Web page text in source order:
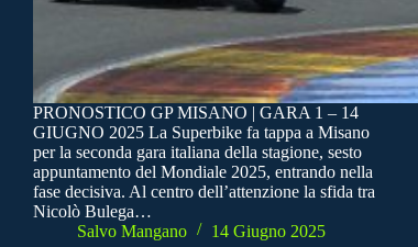
PRONOSTICO GP MISANO | GARA 1 – 14
GIUGNO 2025 La Superbike fa tappa a Misano
per la seconda gara italiana della stagione, sesto
appuntamento del Mondiale 2025, entrando nella
fase decisiva. Al centro dell’attenzione la sfida tra
Nicolò Bulega…
Salvo Mangano
14 Giugno 2025